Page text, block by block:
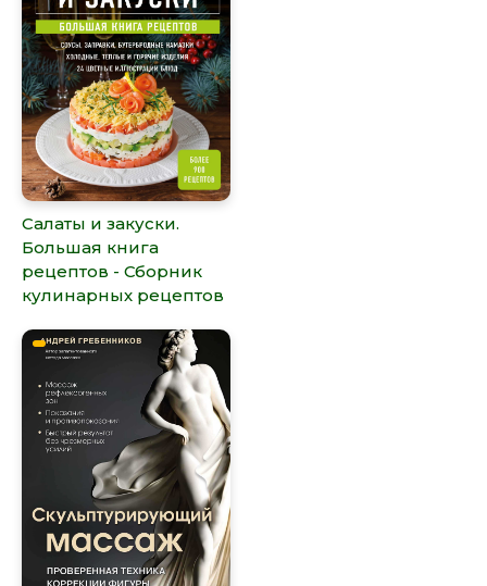
Салаты и закуски.
Большая книга
рецептов - Сборник
кулинарных рецептов